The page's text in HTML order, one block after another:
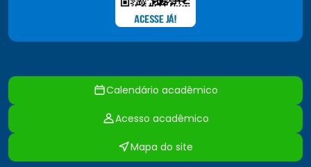
Calendário acadêmico
Acesso acadêmico
Mapa do site